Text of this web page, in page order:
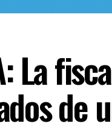
La
de